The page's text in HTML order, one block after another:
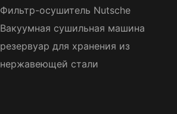
Фильтр-осушитель Nutsche
Вакуумная сушильная машина
резервуар для хранения из
нержавеющей стали